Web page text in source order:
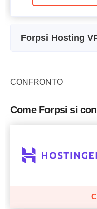
Forpsi Hosting
Larghezza di banda
CONFRONTO
Come Forpsi si